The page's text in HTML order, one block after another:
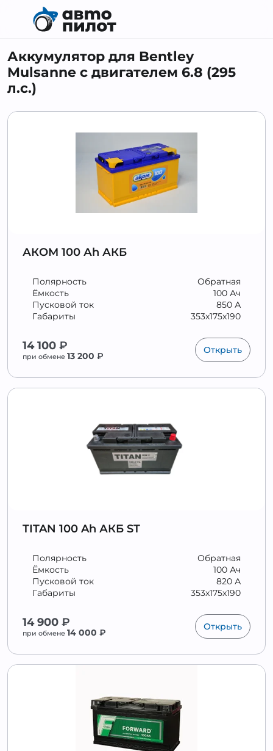
Аккумулятор для Bentley
Mulsanne с двигателем 6.8 (295
л.с.)
АКОМ 100 Аh АКБ
Обратная
Полярность
100 Ач
Ёмкость
850 А
Пусковой ток
353x175x190
Габариты
14 100 ₽
при обмене 13 200 ₽
Открыть
TITAN 100 Ah АКБ ST
Обратная
Полярность
100 Ач
Ёмкость
820 А
Пусковой ток
353x175x190
Габариты
14 900 ₽
при обмене 14 000 ₽
Открыть